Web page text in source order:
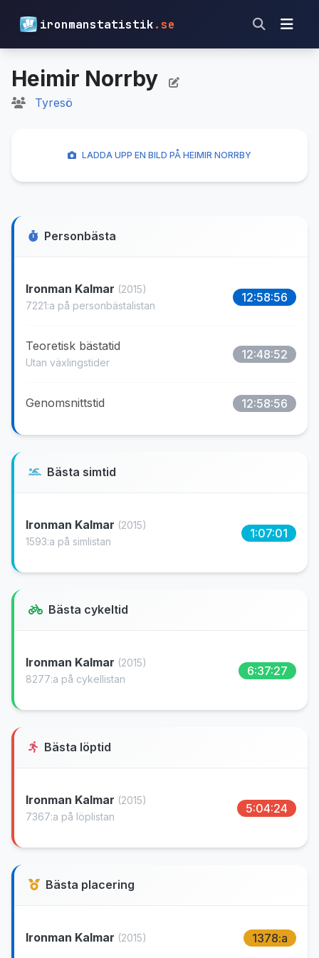
ironmanstatistik.se
Heimir Norrby
Tyresö
Personbästa
Ironman Kalmar (2015)
7221:a på personbästalistan
12:58:56
Teoretisk bästatid
Utan växlingstider
12:48:52
Genomsnittstid 12:58:56
Bästa simtid
Ironman Kalmar (2015)
1593:a på simlistan
1:07:01
Bästa cykeltid
Ironman Kalmar (2015)
8277:a på cykellistan
6:37:27
Bästa löptid
Ironman Kalmar (2015)
7367:a på löplistan
5:04:24
Bästa placering
Ironman Kalmar (2015) 1378:a
LADDA UPP EN BILD PÅ HEIMIR NORRBY